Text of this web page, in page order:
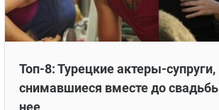
Топ-8: Турецкие актеры-супруги,
снимавшиеся вместе до